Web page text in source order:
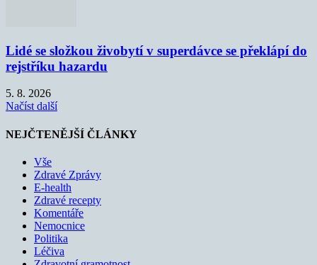
Lidé se složkou živobytí v superdávce se překlápí do
rejstříku hazardu
5. 8. 2026
Načíst další
NEJČTENĚJŠÍ ČLÁNKY
Vše
Zdravé Zprávy
E-health
Zdravé recepty
Komentáře
Nemocnice
Politika
Léčiva